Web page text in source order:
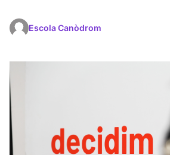
Escola Canòdrom